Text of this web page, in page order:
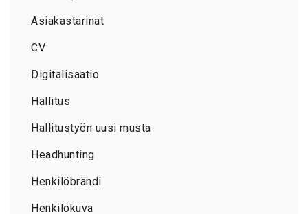
Asiakastarinat
CV
Digitalisaatio
Hallitus
Hallitustyön uusi musta
Headhunting
Henkilöbrändi
Henkilökuva